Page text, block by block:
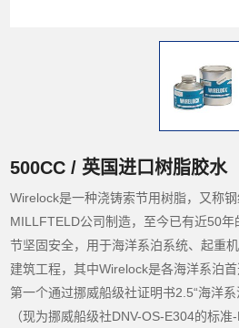
500CC / 英国进口树脂胶水
Wirelock是一种浇铸索节用树脂，又称
MILLFTELD公司制造，至今已有近50
节坚固安全，用于海洋系泊系统、起重
建筑工程，其中Wirelock是各海洋系泊
第一个通过挪威船级社证明书2.5“海洋
（现为挪威船级社DNV-OS-E304的标准